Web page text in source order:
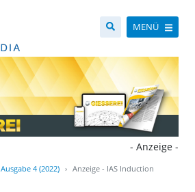
MENÜ
- Anzeige -
Ausgabe 4 (2022) Anzeige - IAS Induction